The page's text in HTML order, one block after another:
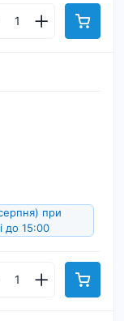
при
до 15:00